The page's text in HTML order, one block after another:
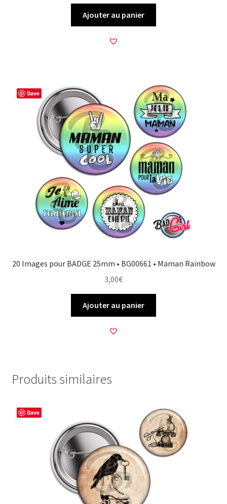
Ajouter au panier
Save
20 Images pour BADGE 25mm • BG00661 • Maman Rainbow
3,00€
Ajouter au panier
Produits similaires
Save